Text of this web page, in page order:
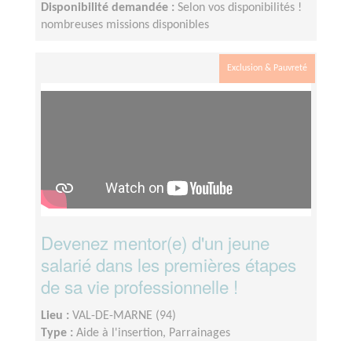
Disponibilité demandée : Selon vos disponibilités !
nombreuses missions disponibles
Exclusion & Pauvreté
Devenez mentor(e) d'un jeune
salarié dans les premières étapes
de sa vie professionnelle !
Lieu : VAL-DE-MARNE (94)
Type : Aide à l'insertion, Parrainages